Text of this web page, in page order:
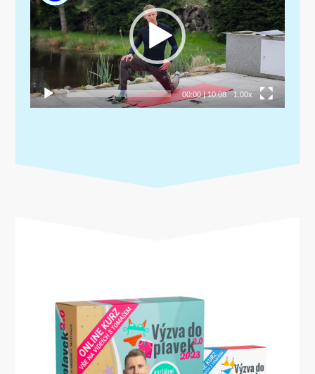
00:00|10:08 1.00x